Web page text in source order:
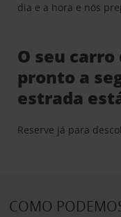
dia e a hora e nós
O seu
pronto a
estrada
Reserve já para
COMO